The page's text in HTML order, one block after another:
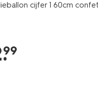
cijfer 1 60cm
.
99